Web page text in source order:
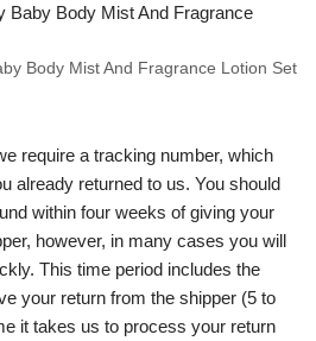
Body Mist And Fragrance Lotion Set
require a tracking number, which
already returned to us. You should
within four weeks of giving your
however, in many cases you will
This time period includes the
your return from the shipper (5 to
it takes us to process your return